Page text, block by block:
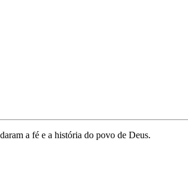
a fé e a história do povo de Deus.